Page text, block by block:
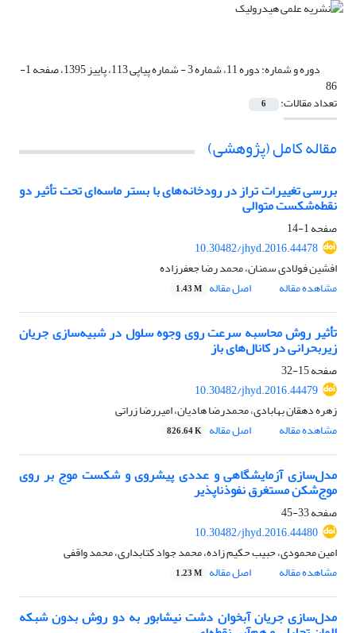
دوره و شماره: دوره 11، شماره 3 - شماره پیاپی 113، پاییز 1395، صفحه 1-
86
تعداد مقالات: 6
مقاله کامل (پژوهشی)
بررسی تغییرات تراز در رودخانه‌های با بستر ماسه‌ای تحت تأثیر دو
نقطه‌شکست متوالی
صفحه1-14
10.30482/jhyd.2016.44478
افشین فولادی سمنان، محمد رضا جعفرزاده
مشاهده مقاله
اصل مقاله 1.43 M
تأثیر روش محاسبه سرعت روی وجوه سلول در شبیه‌سازی جریان
زیربحرانی در کانال‌های باز
صفحه15-32
10.30482/jhyd.2016.44479
زهره دهقان بهابادی، محمدرضا هادیان، امیررضا زراتی
مشاهده مقاله
اصل مقاله 826.64 K
مدل‌سازی آزمایشگاهی و عددی پیشروی و شکست موج بر روی
موج‌شکن مستغرق نفوذناپذیر
صفحه33-45
10.30482/jhyd.2016.44480
امین محمودی، حبیب حکیم زاده، محمد جواد کتابداری، محمد واقفی
مشاهده مقاله
اصل مقاله 1.23 M
مدل‌سازی جریان آبخوان دشت نیشابور به دو روش بدون شبکه